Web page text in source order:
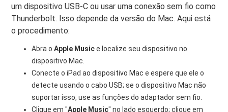
um dispositivo USB-C ou usar uma conexão sem fio como
Thunderbolt. Isso depende da versão do Mac. Aqui está
o procedimento:
Abra oApple Musice localize seu dispositivo no
dispositivo Mac.
Conecte o iPad ao dispositivo Mac e espere que ele o
detecte usando o cabo USB; se o dispositivo Mac não
suportar isso, use as funções do adaptador sem fio.
Clique em "Apple Music" no lado esquerdo; clique em